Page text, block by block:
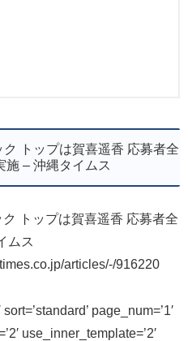
トップは賀喜遥香 応募者全
施 – 沖縄タイムス
トップは賀喜遥香 応募者全
ムス
articles/-/916220
page_num=’1′
use_inner_template=’2′